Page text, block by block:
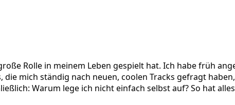
Rolle in meinem Leben gespielt hat. Ich habe früh
mich ständig nach neuen, coolen Tracks gefragt
Warum lege ich nicht einfach selbst auf? So hat